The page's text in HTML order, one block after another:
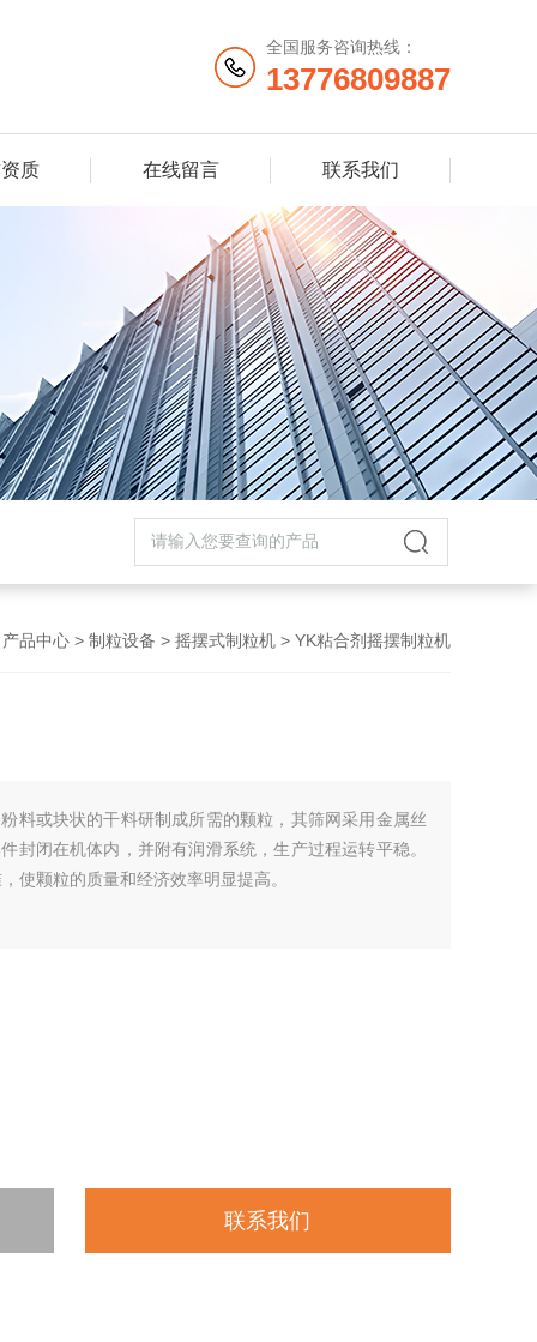
全国服务咨询热线：
13776809887
质 在线留言 联系我们
产品中心 > 制粒设备 > 摇摆式制粒机 > YK粘合剂摇摆制粒机
料或块状的干料研制成所需的颗粒，其筛网采用金属丝
封闭在机体内，并附有润滑系统，生产过程运转平稳。
使颗粒的质量和经济效率明显提高。
联系我们